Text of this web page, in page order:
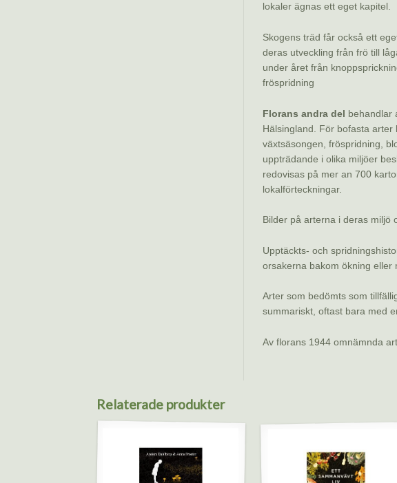
lokaler ägnas ett eget kapitel.
Skogens träd får också ett
deras utveckling från frö till
under året från
fröspridning
Florans andra del behandlar
Hälsingland. För bofasta
växtsäsongen, fröspridning,
uppträdande i olika miljöer
redovisas på mer an 700
lokalförteckningar.
Bilder på arterna i deras miljö
Upptäckts- och
orsakerna bakom ökning eller
Arter som bedömts som
summariskt, oftast bara med
Av florans 1944 omnämnda
Relaterade produkter